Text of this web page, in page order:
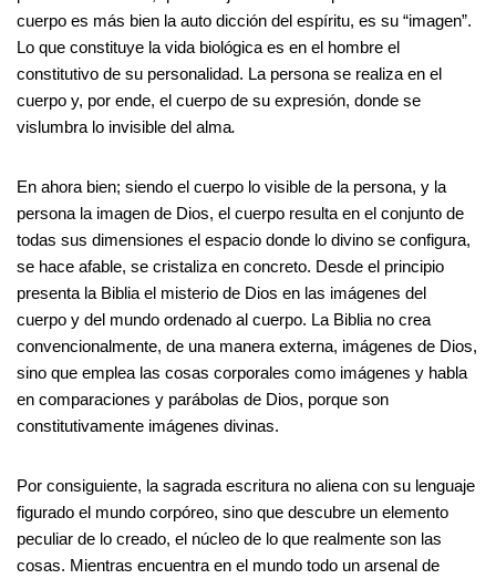
cuerpo es más bien la auto dicción del espíritu, es su “imagen”.
Lo que constituye la vida biológica es en el hombre el
constitutivo de su personalidad. La persona se realiza en el
cuerpo y, por ende, el cuerpo de su expresión, donde se
vislumbra lo invisible del alma.
En ahora bien; siendo el cuerpo lo visible de la persona, y la
persona la imagen de Dios, el cuerpo resulta en el conjunto de
todas sus dimensiones el espacio donde lo divino se configura,
se hace afable, se cristaliza en concreto. Desde el principio
presenta la Biblia el misterio de Dios en las imágenes del
cuerpo y del mundo ordenado al cuerpo. La Biblia no crea
convencionalmente, de una manera externa, imágenes de Dios,
sino que emplea las cosas corporales como imágenes y habla
en comparaciones y parábolas de Dios, porque son
constitutivamente imágenes divinas.
Por consiguiente, la sagrada escritura no aliena con su lenguaje
figurado el mundo corpóreo, sino que descubre un elemento
peculiar de lo creado, el núcleo de lo que realmente son las
cosas. Mientras encuentra en el mundo todo un arsenal de